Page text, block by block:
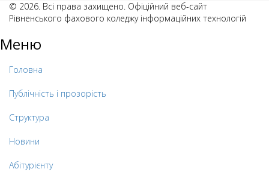
© 2026. Всі права захищено. Офіційний веб-сайт
Рівненського фахового коледжу інформаційних технологій
Меню
Головна
Публічність і прозорість
Структура
Новини
Абітурієнту